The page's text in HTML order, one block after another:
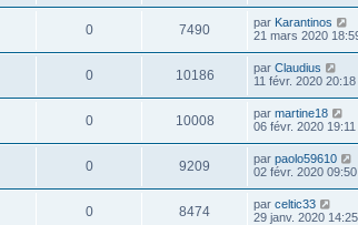
0 7490 par Karantinos
21 mars 2020
0 10186 par Claudius
11 févr. 2020 20:18
0 10008 par martine18
06 févr. 2020 19:11
0 9209 par paolo59610
02 févr. 2020 09:50
0 8474 par celtic33
29 janv. 2020 14:25